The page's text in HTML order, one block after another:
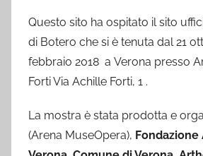
Questo sito ha ospitato il sito
di Botero che si è tenuta dal 21
febbraio 2018 a Verona presso
Forti Via Achille Forti, 1 .
La mostra è stata prodotta e
(Arena MuseOpera), Fondazione